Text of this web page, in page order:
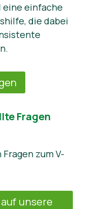
eine einfache
die dabei
Fragen
zum V-
unsere